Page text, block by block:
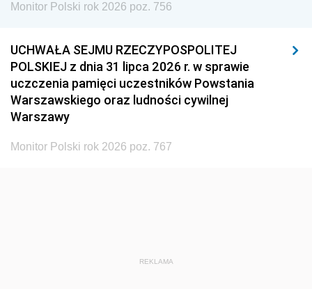
Monitor Polski rok 2026 poz. 756
UCHWAŁA SEJMU RZECZYPOSPOLITEJ
POLSKIEJ z dnia 31 lipca 2026 r. w sprawie
uczczenia pamięci uczestników Powstania
Warszawskiego oraz ludności cywilnej
Warszawy
Monitor Polski rok 2026 poz. 767
REKLAMA